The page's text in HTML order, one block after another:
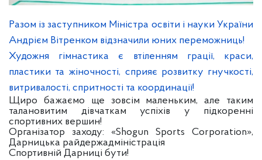
Разом із заступником Міністра освіти і науки України
Андрієм Вітренком відзначили юних переможниць!
Художня гімнастика є втіленням грації, краси,
пластики та жіночності, сприяє розвитку гнучкості,
витривалості, спритності та координації!
Щиро бажаємо ще зовсім маленьким, але таким
талановитим дівчаткам успіхів у підкоренні
спортивних вершин!
Організатор заходу: «Shogun Sports Corporation»,
Дарницька райдержадміністрація
Спортивній Дарниці бути!